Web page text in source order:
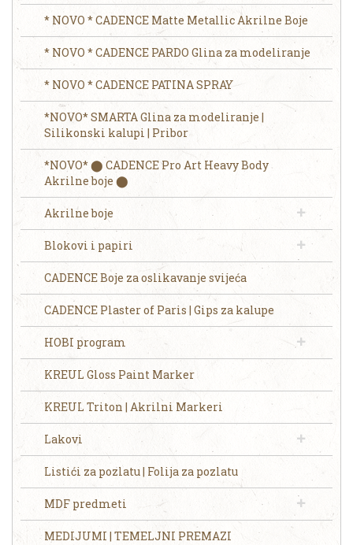
* NOVO * CADENCE Matte Metallic Akrilne Boje
* NOVO * CADENCE PARDO Glina za modeliranje
* NOVO * CADENCE PATINA SPRAY
*NOVO* SMARTA Glina za modeliranje |
Silikonski kalupi | Pribor
*NOVO* ⬤ CADENCE Pro Art Heavy Body
Akrilne boje ⬤
Akrilne boje
Blokovi i papiri
CADENCE Boje za oslikavanje svijeća
CADENCE Plaster of Paris | Gips za kalupe
HOBI program
KREUL Gloss Paint Marker
KREUL Triton | Akrilni Markeri
Lakovi
Listići za pozlatu | Folija za pozlatu
MDF predmeti
MEDIJUMI | TEMELJNI PREMAZI